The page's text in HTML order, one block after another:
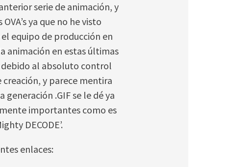
serie de animación, y
ya que no he visto
equipo de producción en
animación en estas últimas
debido al absoluto control
y parece mentira
.GIF se le dé ya
importantes como es
DECODE’.
enlaces: